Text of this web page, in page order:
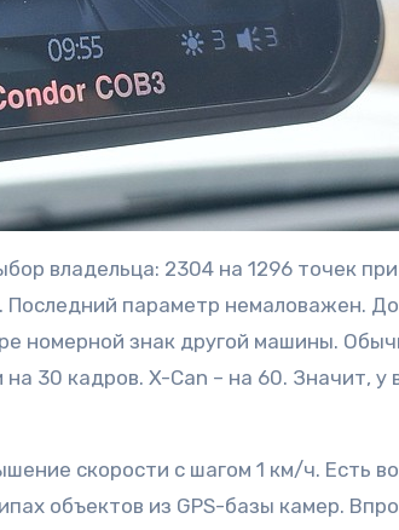
владельца: 2304 на 1296 точек
Последний параметр немаловажен.
номерной знак другой машины.
30 кадров. X-Can – на 60. Значит, у
скорости с шагом 1 км/ч. Есть
объектов из GPS-базы камер.